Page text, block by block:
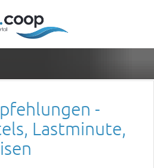
-
Lastminute,